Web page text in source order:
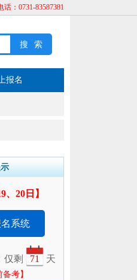
：0731-83587381
报名
、20日】
系统
仅剩 71 天
考】